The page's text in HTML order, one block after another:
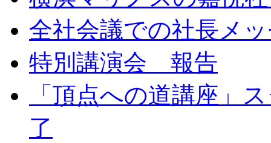
全社会議での社長メ
特別講演会 報告
「頂点への道講座」
了